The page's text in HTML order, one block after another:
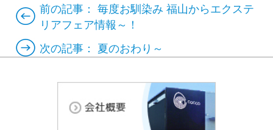
前の記事：
毎度お馴染み 福山からエクステ
リアフェア情報～！
次の記事：
夏のおわり～